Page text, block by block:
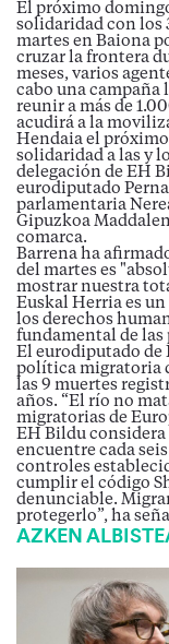
El próximo
solidaridad con los
martes en Baiona
cruzar la frontera
meses, varios
cabo una campaña
reunir a más de
acudirá a la
Hendaia el
solidaridad a las y
delegación de EH
eurodiputado
parlamentaria
Gipuzkoa
comarca.
Barrena ha
del martes es
mostrar nuestra
Euskal Herria es
los derechos
fundamental de
El eurodiputado de
política migratoria
las 9 muertes
años. “El río no
migratorias de
EH Bildu considera
encuentre cada
controles
cumplir el código
denunciable.
protegerlo”, ha
AZKEN